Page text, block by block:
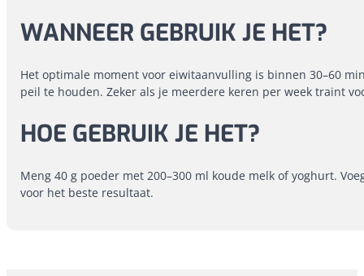
WANNEER GEBRUIK JE HET?
Het optimale moment voor eiwitaanvulling is binnen 30–60
peil te houden. Zeker als je meerdere keren per week traint
HOE GEBRUIK JE HET?
Meng 40 g poeder met 200–300 ml koude melk of yoghurt.
voor het beste resultaat.